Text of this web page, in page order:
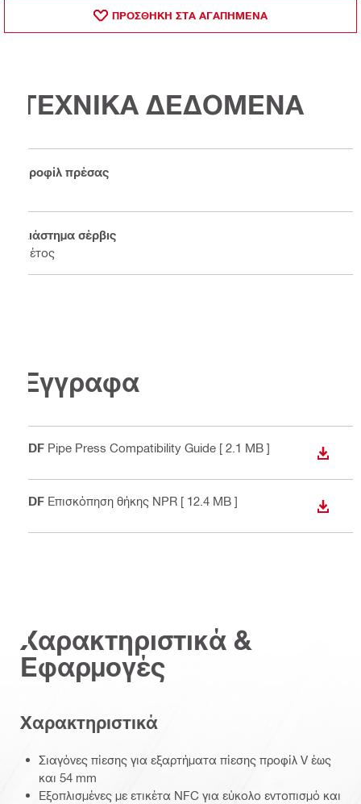
ΠΡΟΣΘΗΚΗ ΣΤΑ ΑΓΑΠΗΜΕΝΑ
ΤΕΧΝΙΚΑ ΔΕΔΟΜΕΝΑ
Προφίλ πρέσας
Διάστημα σέρβις
1 έτος
Έγγραφα
PDF Pipe Press Compatibility Guide [ 2.1 MB ]
ΛΉΨΗ
PDF Επισκόπηση θήκης NPR [ 12.4 MB ]
ΛΉΨΗ
Χαρακτηριστικά &
Εφαρμογές
Χαρακτηριστικά
Σιαγόνες πίεσης για εξαρτήματα πίεσης προφίλ V έως
και 54 mm
Εξοπλισμένες με ετικέτα NFC για εύκολο εντοπισμό και